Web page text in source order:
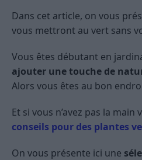
Dans cet article, on vous
vous mettront au vert sans
Vous êtes débutant en
ajouter une touche de
Alors vous êtes au bon
Et si vous n’avez pas la
conseils pour des plantes
On vous présente ici une